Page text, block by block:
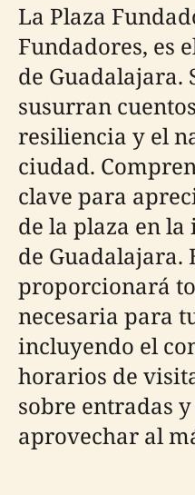
La Plaza
Fundadores, es
de Guadalajara.
susurran
resiliencia y el
ciudad.
clave para
de la plaza en
de Guadalajara.
proporcionará
necesaria para
incluyendo el
horarios de
sobre entradas
aprovechar al